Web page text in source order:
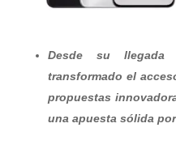
Desde su
transformado el
propuestas
una apuesta sólida